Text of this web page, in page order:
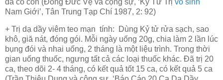
Nam Giới’, Tân Trung Tạp Chí 1987, 2: 92)
+ Trị dạ dầy viêm teo mạn tính: Dùng Kỷ tử rửa sạch, sao
khô, giă nát, đóng gói. Mỗi ngày uống 20g, chia làm 2 lần lúc
bụng đói và nhai uống, 2 tháng là một liệu trình. Trong thời
gian uống thuốc, ngưng tất cả các loại thuốc khác. Đã trị 20
ca, theo dõi 2- 4 tháng, có kết quả tốt 15 ca, có kết quả 5 ca